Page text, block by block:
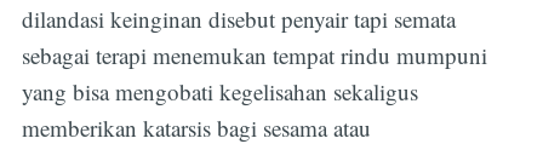
dilandasi keinginan disebut penyair tapi semata
sebagai terapi menemukan tempat rindu mumpuni
yang bisa mengobati kegelisahan sekaligus
memberikan katarsis bagi sesama atau